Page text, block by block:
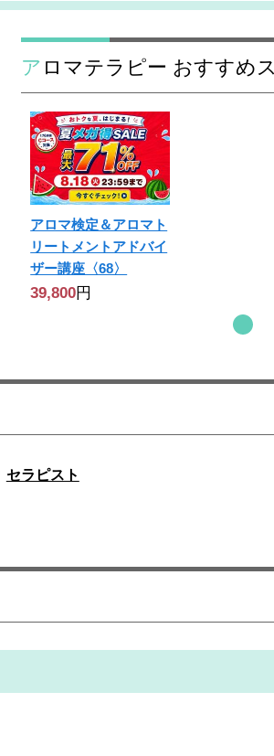
アロマテラピー おすすめ
アロマ検定＆アロマト
リートメントアドバイ
ザー講座〈68〉
39,800円
セラピスト